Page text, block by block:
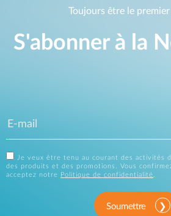
Toujours être le
S'abonner à la
Je veux être tenu au courant des activités
des produits et des promotions. Vous
acceptez notre
Politique de confidentialité.
Soumettre